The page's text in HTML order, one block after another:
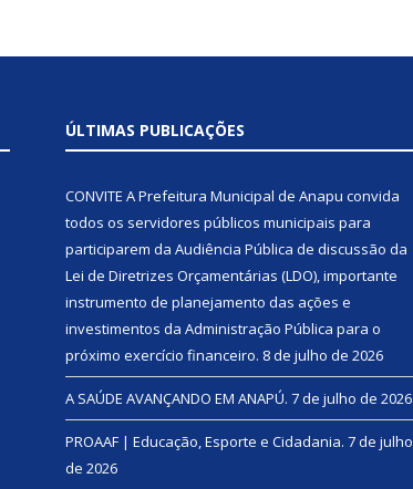
ÚLTIMAS PUBLICAÇÕES
CONVITE A Prefeitura Municipal de Anapu convida
todos os servidores públicos municipais para
participarem da Audiência Pública de discussão da
Lei de Diretrizes Orçamentárias (LDO), importante
instrumento de planejamento das ações e
investimentos da Administração Pública para o
próximo exercício financeiro. 8 de julho de 2026
A SAÚDE AVANÇANDO EM ANAPÚ. 7 de julho de 2026
PROAAF | Educação, Esporte e Cidadania. 7 de julho
de 2026